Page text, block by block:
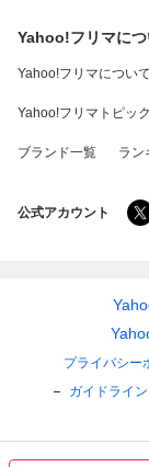
Yahoo!フリマにつ
Yahoo!フリマについて
Yahoo!フリマトピッ
ブランド一覧 ラン
公式アカウント
プライバシー
ガイドライン